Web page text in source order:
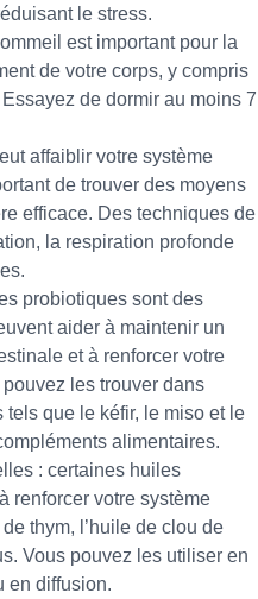
le stress.
est important pour la
de votre corps, y compris
de dormir au moins 7
affaiblir votre système
de trouver des moyens
efficace. Des techniques de
la respiration profonde
probiotiques sont des
aider à maintenir un
et à renforcer votre
les trouver dans
que le kéfir, le miso et le
alimentaires.
: certaines huiles
renforcer votre système
thym, l’huile de clou de
Vous pouvez les utiliser en
en diffusion.